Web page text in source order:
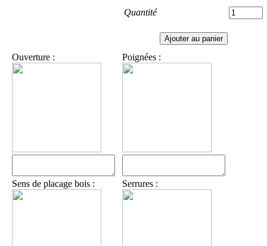
Quantité
Ouverture :
Sens de placage bois :
Poignées :
Serrures :